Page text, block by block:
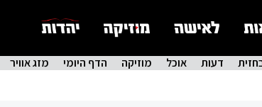
דעות אוכל מוזיקה הדף היומי מזג אוויר